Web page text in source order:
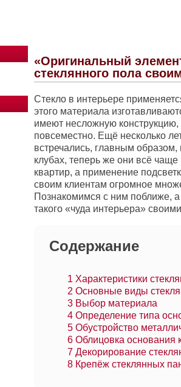
«Оригинальный
стеклянного пола
Стекло в интерьере
этого материала
имеют несложную конструкцию,
повсеместно. Ещё несколько
встречались, главным
клубах, теперь же они всё
квартир, а применение
своим клиентам огромное
Познакомимся с ним поближе,
такого «чуда интерьера»
Содержание
1 Характеристики
2 Основные виды
3 Выбор материала
4 Определение типа
5 Обустройство
6 Облицовка основания
7 Декорирование
8 Крепёж стеклянных